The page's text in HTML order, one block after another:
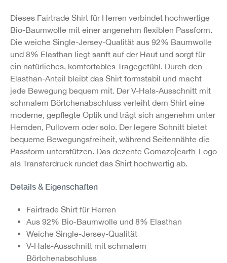
Dieses Fairtrade Shirt für Herren verbindet hochwertige
Bio-Baumwolle mit einer angenehm flexiblen Passform.
Die weiche Single-Jersey-Qualität aus 92% Baumwolle
und 8% Elasthan liegt sanft auf der Haut und sorgt für
ein natürliches, komfortables Tragegefühl. Durch den
Elasthan-Anteil bleibt das Shirt formstabil und macht
jede Bewegung bequem mit. Der V-Hals-Ausschnitt mit
schmalem Börtchenabschluss verleiht dem Shirt eine
moderne, gepflegte Optik und trägt sich angenehm unter
Hemden, Pullovern oder solo. Der legere Schnitt bietet
bequeme Bewegungsfreiheit, während Seitennähte die
Passform unterstützen. Das dezente Comazo|earth-Logo
als Transferdruck rundet das Shirt hochwertig ab.
Details & Eigenschaften
Fairtrade Shirt für Herren
Aus 92% Bio-Baumwolle und 8% Elasthan
Weiche Single-Jersey-Qualität
V-Hals-Ausschnitt mit schmalem
Börtchenabschluss